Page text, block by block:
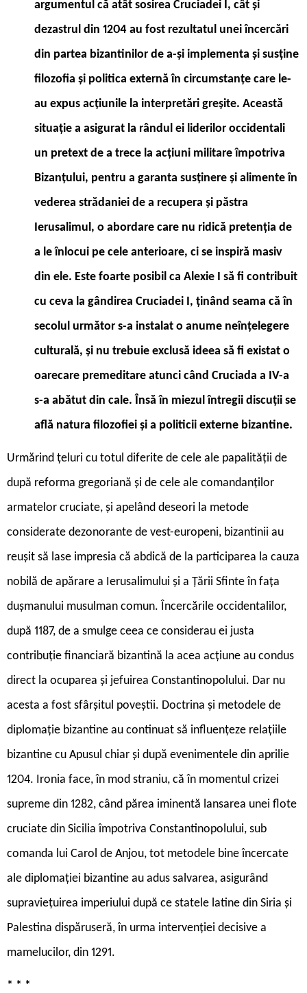
argumentul că atât sosirea Cruciadei I, cât și
dezastrul din 1204 au fost rezultatul unei încercări
din partea bizantinilor de a-și implementa și susține
filozofia și politica externă în circumstanțe care le-
au expus acțiunile la interpretări greșite. Această
situație a asigurat la rândul ei liderilor occidentali
un pretext de a trece la acțiuni militare împotriva
Bizanțului, pentru a garanta susținere și alimente în
vederea strădaniei de a recupera și păstra
Ierusalimul, o abordare care nu ridică pretenția de
a le înlocui pe cele anterioare, ci se inspiră masiv
din ele. Este foarte posibil ca Alexie I să fi contribuit
cu ceva la gândirea Cruciadei I, ținând seama că în
secolul următor s-a instalat o anume neînțelegere
culturală, și nu trebuie exclusă ideea să fi existat o
oarecare premeditare atunci când Cruciada a IV-a
s-a abătut din cale. Însă în miezul întregii discuții se
află natura filozofiei și a politicii externe bizantine.
Urmărind țeluri cu totul diferite de cele ale papalității de
după reforma gregoriană și de cele ale comandanților
armatelor cruciate, și apelând deseori la metode
considerate dezonorante de vest-europeni, bizantinii au
reușit să lase impresia că abdică de la participarea la cauza
nobilă de apărare a Ierusalimului și a Țării Sfinte în fața
dușmanului musulman comun. Încercările occidentalilor,
după 1187, de a smulge ceea ce considerau ei justa
contribuție financiară bizantină la acea acțiune au condus
direct la ocuparea și jefuirea Constantinopolului. Dar nu
acesta a fost sfârșitul poveștii. Doctrina și metodele de
diplomație bizantine au continuat să influențeze relațiile
bizantine cu Apusul chiar și după evenimentele din aprilie
1204. Ironia face, în mod straniu, că în momentul crizei
supreme din 1282, când părea iminentă lansarea unei flote
cruciate din Sicilia împotriva Constantinopolului, sub
comanda lui Carol de Anjou, tot metodele bine încercate
ale diplomației bizantine au adus salvarea, asigurând
supraviețuirea imperiului după ce statele latine din Siria și
Palestina dispăruseră, în urma intervenției decisive a
mamelucilor, din 1291.
* * *